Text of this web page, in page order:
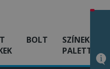
BOLT
SZÍNEK
PALETTÁJA